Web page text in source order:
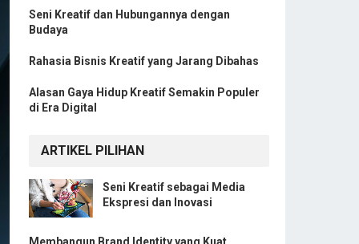
Seni Kreatif dan Hubungannya dengan
Budaya
Rahasia Bisnis Kreatif yang Jarang Dibahas
Alasan Gaya Hidup Kreatif Semakin Populer
di Era Digital
ARTIKEL PILIHAN
Seni Kreatif sebagai Media
Ekspresi dan Inovasi